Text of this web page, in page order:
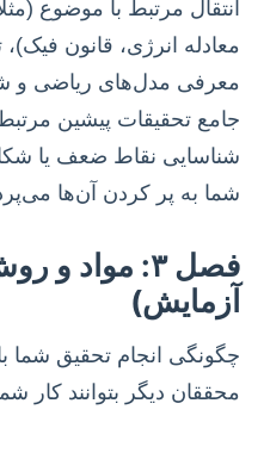
انتقال مرتبط با موضوع
معادله انرژی، قانون
معرفی مدل‌های ریاضی و
شناسایی نقاط ضعف یا
شما به پر کردن آن‌ها
فصل ۳: مواد
آزمایش)
چگونگی انجام تحقیق شما
محققان دیگر بتوانند کار